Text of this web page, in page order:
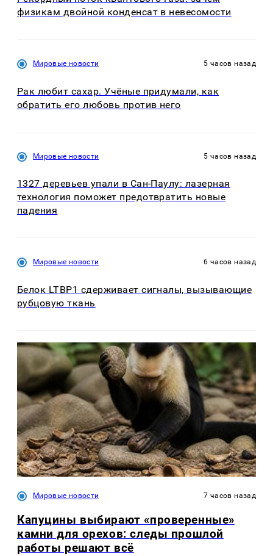
физикам двойной конденсат в невесомости
Мировые новости 5 часов назад
Рак любит сахар. Учёные придумали, как
обратить его любовь против него
Мировые новости 5 часов назад
1327 деревьев упали в Сан-Паулу: лазерная
технология поможет предотвратить новые
падения
Мировые новости 6 часов назад
Белок LTBP1 сдерживает сигналы, вызывающие
рубцовую ткань
Мировые новости 7 часов назад
Капуцины выбирают «проверенные»
камни для орехов: следы прошлой
работы решают всё